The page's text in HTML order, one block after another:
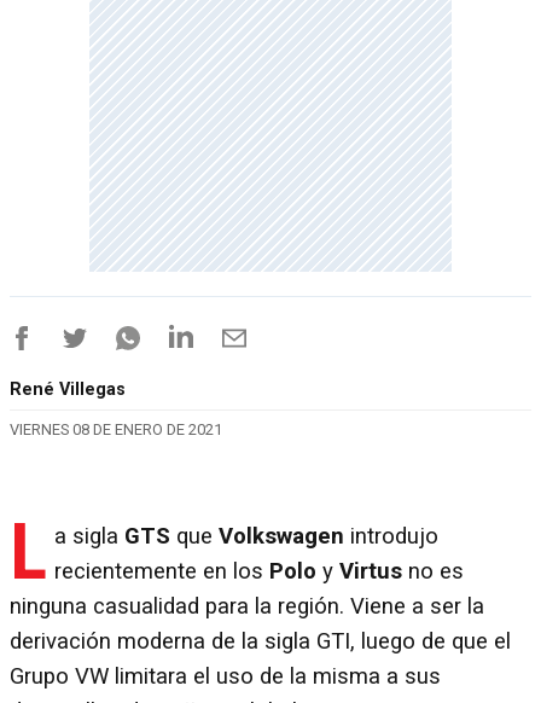
René Villegas
VIERNES 08 DE ENERO DE 2021
L a sigla GTS que Volkswagen introdujo
recientemente en los Polo y Virtus no es
ninguna casualidad para la región. Viene a ser la
derivación moderna de la sigla GTI, luego de que el
Grupo VW limitara el uso de la misma a sus